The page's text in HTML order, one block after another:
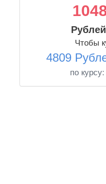
Чтобы
4809
по курсу: